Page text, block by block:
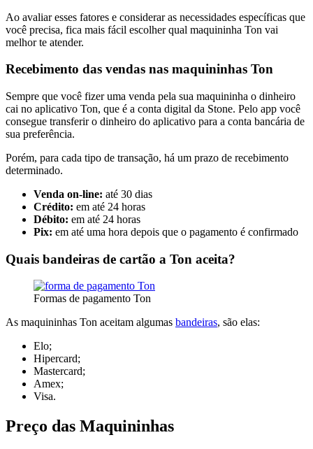
Ao avaliar esses fatores e considerar as necessidades específicas que
você precisa, fica mais fácil escolher qual maquininha Ton vai
melhor te atender.
Recebimento das vendas nas maquininhas Ton
Sempre que você fizer uma venda pela sua maquininha o dinheiro
cai no aplicativo Ton, que é a conta digital da Stone. Pelo app você
consegue transferir o dinheiro do aplicativo para a conta bancária de
sua preferência.
Porém, para cada tipo de transação, há um prazo de recebimento
determinado.
Venda on-line: até 30 dias
Crédito: em até 24 horas
Débito: em até 24 horas
Pix: em até uma hora depois que o pagamento é confirmado
Quais bandeiras de cartão a Ton aceita?
Formas de pagamento Ton
As maquininhas Ton aceitam algumas bandeiras, são elas:
Elo;
Hipercard;
Mastercard;
Amex;
Visa.
Preço das Maquininhas